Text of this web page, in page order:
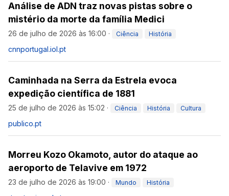
Análise de ADN traz novas pistas sobre o
mistério da morte da família Medici
26 de julho de 2026 às 16:00 · Ciência História
cnnportugal.iol.pt
Caminhada na Serra da Estrela evoca
expedição científica de 1881
25 de julho de 2026 às 15:02 · Ciência História Cultura
publico.pt
Morreu Kozo Okamoto, autor do ataque ao
aeroporto de Telavive em 1972
23 de julho de 2026 às 19:00 · Mundo História